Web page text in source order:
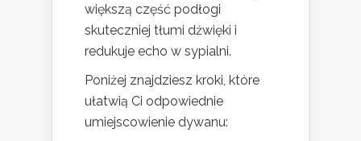
większą część podłogi
skuteczniej tłumi dźwięki i
redukuje echo w sypialni.
Poniżej znajdziesz kroki, które
ułatwią Ci odpowiednie
umiejscowienie dywanu: